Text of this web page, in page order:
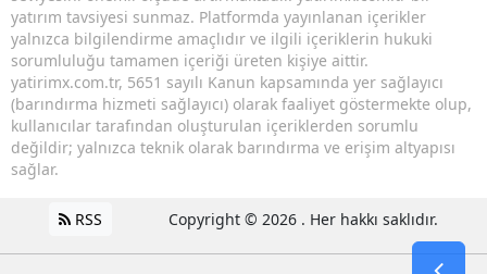
yatırım tavsiyesi sunmaz. Platformda yayınlanan içerikler
yalnızca bilgilendirme amaçlıdır ve ilgili içeriklerin hukuki
sorumluluğu tamamen içeriği üreten kişiye aittir.
yatirimx.com.tr, 5651 sayılı Kanun kapsamında yer sağlayıcı
(barındırma hizmeti sağlayıcı) olarak faaliyet göstermekte olup,
kullanıcılar tarafından oluşturulan içeriklerden sorumlu
değildir; yalnızca teknik olarak barındırma ve erişim altyapısı
sağlar.
RSS Copyright © 2026 . Her hakkı saklıdır.